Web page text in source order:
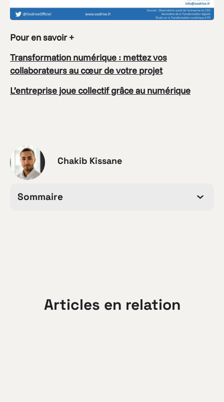
Pour en savoir +
Transformation numérique : mettez vos
collaborateurs au cœur de votre projet
L’entreprise joue collectif grâce au numérique
Chakib Kissane
Sommaire
Articles en relation